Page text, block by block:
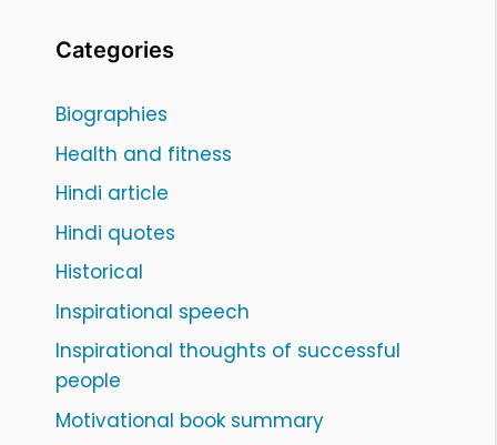
Categories
Biographies
Health and fitness
Hindi article
Hindi quotes
Historical
Inspirational speech
Inspirational thoughts of successful
people
Motivational book summary